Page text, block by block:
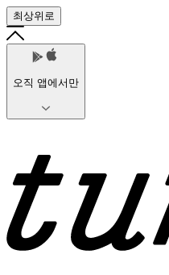
최상위로
오직 앱에서만